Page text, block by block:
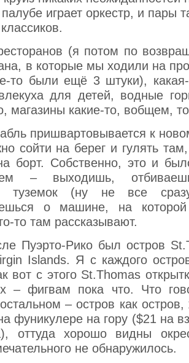
играет оркестр, и пары
(я потом по
в которые мы ходили на
то были ещё 3 штуки), какая-
для детей, водные
магазины какие-то, вобщем,
пришвартовывается к
сойти на берег и гулять
борт. Собственно, это и
– выходишь,
туземок (ну не все
о машине, на
то там рассказывают.
Пуэрто-Рико был остров
Islands. Я с каждого
вот с этого St.Thomas
– фигвам пока что. Что
– остров как
фуникулере на гору ($21 на
оттуда хорошо видны
не обнаружилось.